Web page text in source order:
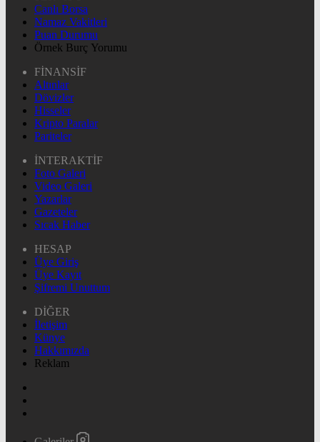
Canlı Borsa
Namaz Vakitleri
Puan Durumu
Örnek Burç Yorumu
FİNANSİF
Altınlar
Dövizler
Hisseler
Kripto Paralar
Pariteler
İNTERAKTİF
Foto Galeri
Video Galeri
Yazarlar
Gazeteler
Sıcak Haber
HESAP
Üye Giriş
Üye Kayıt
Şifremi Unuttum
DİĞER
İletişim
Künye
Hakkımızda
Reklam